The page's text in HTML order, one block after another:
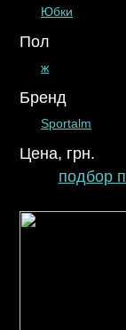
Юбки
Пол
ж
Бренд
Sportalm
Цена, грн.
подбор